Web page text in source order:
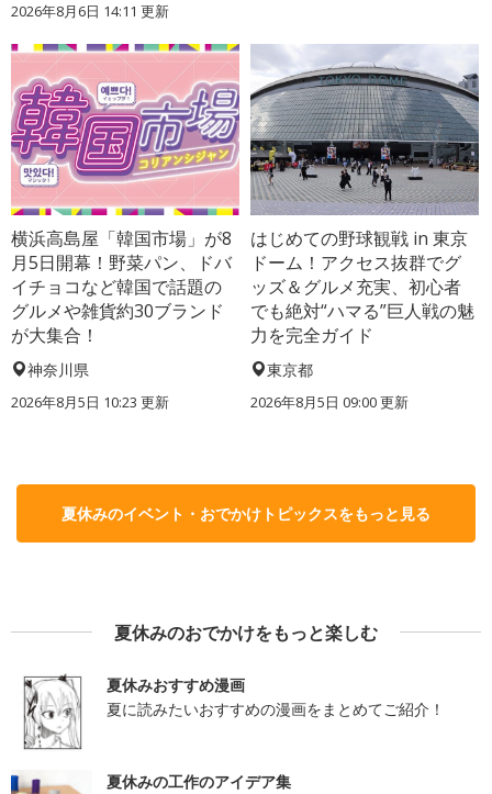
2026年8月6日 14:11 更新
横浜高島屋「韓国市場」が8
月5日開幕！野菜パン、ドバ
イチョコなど韓国で話題の
グルメや雑貨約30ブランド
が大集合！
神奈川県
2026年8月5日 10:23 更新
はじめての野球観戦 in 東京
ドーム！アクセス抜群でグ
ッズ＆グルメ充実、初心者
でも絶対“ハマる”巨人戦の魅
力を完全ガイド
東京都
2026年8月5日 09:00更新
夏休みのイベント・おでかけトピックスをもっと見る
夏休みのおでかけをもっと楽しむ
夏休みおすすめ漫画
夏に読みたいおすすめの漫画をまとめてご紹介！
夏休みの工作のアイデア集